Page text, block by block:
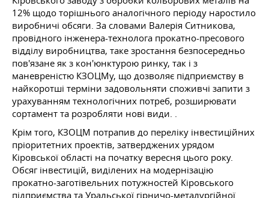
12% щодо торішнього аналогічного періоду наростило
виробничі обсяги. За словами Валерія Ситникова,
провідного інженера-технолога прокатно-пресового
відділу виробництва, таке зростання безпосередньо
пов'язане як з кон'юнктурою ринку, так і з
маневреністю КЗОЦМу, що дозволяє підприємству в
найкоротші терміни задовольняти споживчі запити з
урахуванням технологічних потреб, розширювати
сортамент та розробляти нові види. .
Крім того, КЗОЦМ потрапив до переліку інвестиційних
пріоритетних проектів, затверджених урядом
Кіровської області на початку вересня цього року.
Обсяг інвестицій, виділених на модернізацію
прокатно-заготівельних потужностей Кіровського
підприємства та Уральської гірничо-металургійної